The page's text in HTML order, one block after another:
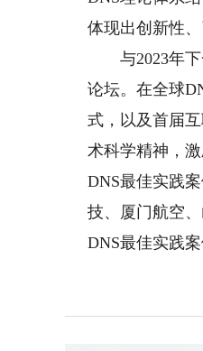
体现出创新性、
与2023年下
论坛。在全球
式，以及首届
术科学精神，
DNS最佳实践
技、厦门航空
DNS最佳实践